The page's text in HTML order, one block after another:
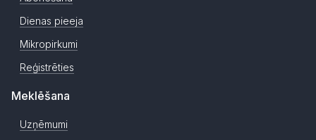
Dienas pieeja
Mikropirkumi
Reģistrēties
Meklēšana
Uzņēmumi